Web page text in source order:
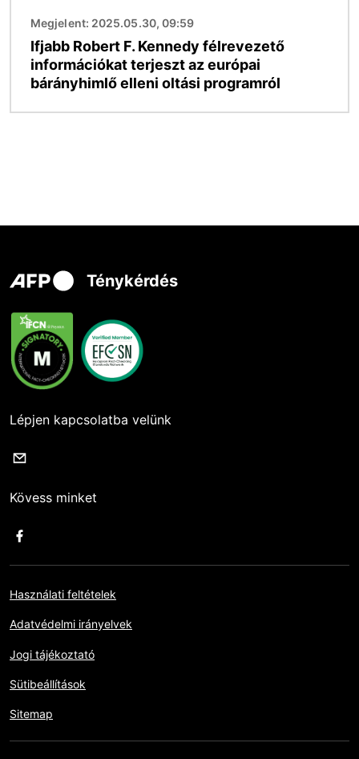
Megjelent: 2025.05.30, 09:59
Ifjabb Robert F. Kennedy félrevezető
információkat terjeszt az európai
bárányhimlő elleni oltási programról
Ténykérdés
Lépjen kapcsolatba velünk
Kövess minket
Használati feltételek
Adatvédelmi irányelvek
Jogi tájékoztató
Sütibeállítások
Sitemap